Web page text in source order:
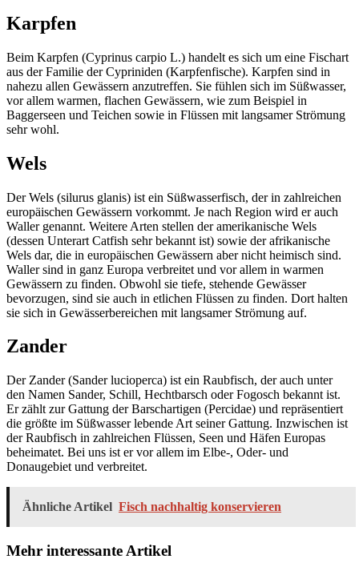
Karpfen
Beim Karpfen (Cyprinus carpio L.) handelt es sich um eine Fischart
aus der Familie der Cypriniden (Karpfenfische). Karpfen sind in
nahezu allen Gewässern anzutreffen. Sie fühlen sich im Süßwasser,
vor allem warmen, flachen Gewässern, wie zum Beispiel in
Baggerseen und Teichen sowie in Flüssen mit langsamer Strömung
sehr wohl.
Wels
Der Wels (silurus glanis) ist ein Süßwasserfisch, der in zahlreichen
europäischen Gewässern vorkommt. Je nach Region wird er auch
Waller genannt. Weitere Arten stellen der amerikanische Wels
(dessen Unterart Catfish sehr bekannt ist) sowie der afrikanische
Wels dar, die in europäischen Gewässern aber nicht heimisch sind.
Waller sind in ganz Europa verbreitet und vor allem in warmen
Gewässern zu finden. Obwohl sie tiefe, stehende Gewässer
bevorzugen, sind sie auch in etlichen Flüssen zu finden. Dort halten
sie sich in Gewässerbereichen mit langsamer Strömung auf.
Zander
Der Zander (Sander lucioperca) ist ein Raubfisch, der auch unter
den Namen Sander, Schill, Hechtbarsch oder Fogosch bekannt ist.
Er zählt zur Gattung der Barschartigen (Percidae) und repräsentiert
die größte im Süßwasser lebende Art seiner Gattung. Inzwischen ist
der Raubfisch in zahlreichen Flüssen, Seen und Häfen Europas
beheimatet. Bei uns ist er vor allem im Elbe-, Oder- und
Donaugebiet und verbreitet.
Ähnliche Artikel Fisch nachhaltig konservieren
Mehr interessante Artikel